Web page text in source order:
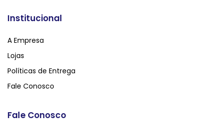
Institucional
A Empresa
Lojas
Políticas de Entrega
Fale Conosco
Fale Conosco